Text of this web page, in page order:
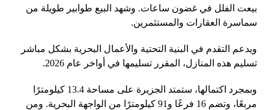
بيعت الفلل في غضون ساعات. وشهد البيع طوابير طويلة من
سماسرة العقارات والمستثمرين.
ويدعم التقدم في البنية التحتية والأعمال البحرية بشكل مباشر
تسليم هذه المنازل، المقرر تسليمها في أواخر عام 2026.
وبمجرد اكتمالها، ستمتد الجزيرة على مساحة 13.4 كيلومترًا
مربعًا، وتضم 16 فرعًا و91 كيلومترًا من الواجهة البحرية. ومن